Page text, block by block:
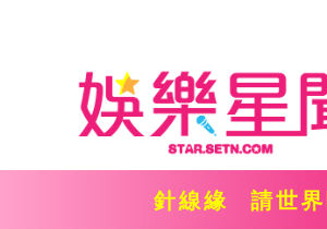
針線緣 請世